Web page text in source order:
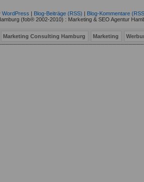
WordPress Blog-Beiträge (RSS)
Blog-Kommentare
(fob® 2002-2010) : Marketing & SEO Agentur
Marketing Consulting Hamburg Marketing